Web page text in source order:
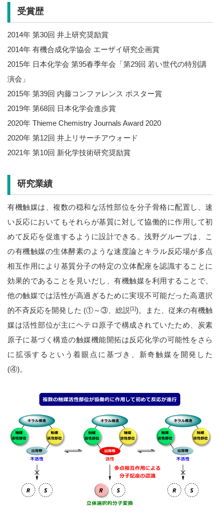
受賞歴
2014年 第30回 井上研究奨励賞
2014年 有機合成化学協会 エーザイ研究企画賞
2015年 日本化学会 第95春季年会「第29回 若い世代の特別講
演会」
2015年 第39回 内藤コンファレンス ポスター賞
2019年 第68回 日本化学会進歩賞
2020年 Thieme Chemistry Journals Award 2020
2020年 第12回 井上リサーチアウォード
2021年 第10回 新化学技術研究奨励賞
研究業績
有機触媒は、複数の穏和な活性部位を分子骨格に配置し、速
い反応においてもそれらが基質に対して協働的に作用して初
めて反応を促進するように設計できる。浅野グループは、こ
の有機触媒の生体酵素のような速度論とキラル反応場が多点
相互作用により基質分子の特定の立体配座を認識することに
効果的であることを見いだし、有機触媒を利用することで、
他の触媒では活性が高過ぎるために実現不可能だった高選択
的不斉反応を開発した (①～③、総説[1])。また、従来の有機触
媒は活性部位が主にヘテロ原子で構成されていたため、炭素
原子に基づく構造の触媒機能開拓は反応化学の可能性をさら
に拡張するという着眼点に基づき、新奇触媒を開発した
(④)。